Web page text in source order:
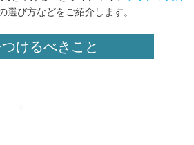
選び方などをご紹介します。
けるべきこと